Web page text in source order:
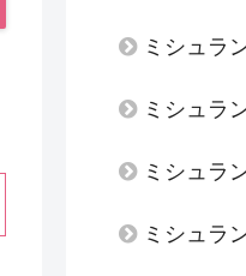
ミシュラ
ミシュラ
ミシュラ
ミシュラ